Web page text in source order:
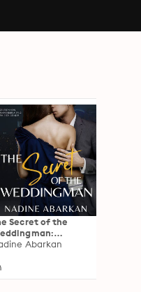
Secret of the
Abarkan